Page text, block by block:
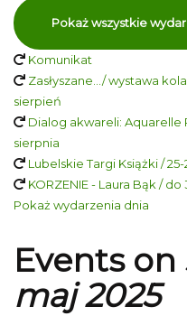
Pokaż wszystkie
Komunikat
Zasłyszane…/ wystawa
sierpień
Dialog akwareli: Aquarelle
sierpnia
Lubelskie Targi Książki /
KORZENIE - Laura Bąk / do
Pokaż wydarzenia dnia
Events on
maj 2025